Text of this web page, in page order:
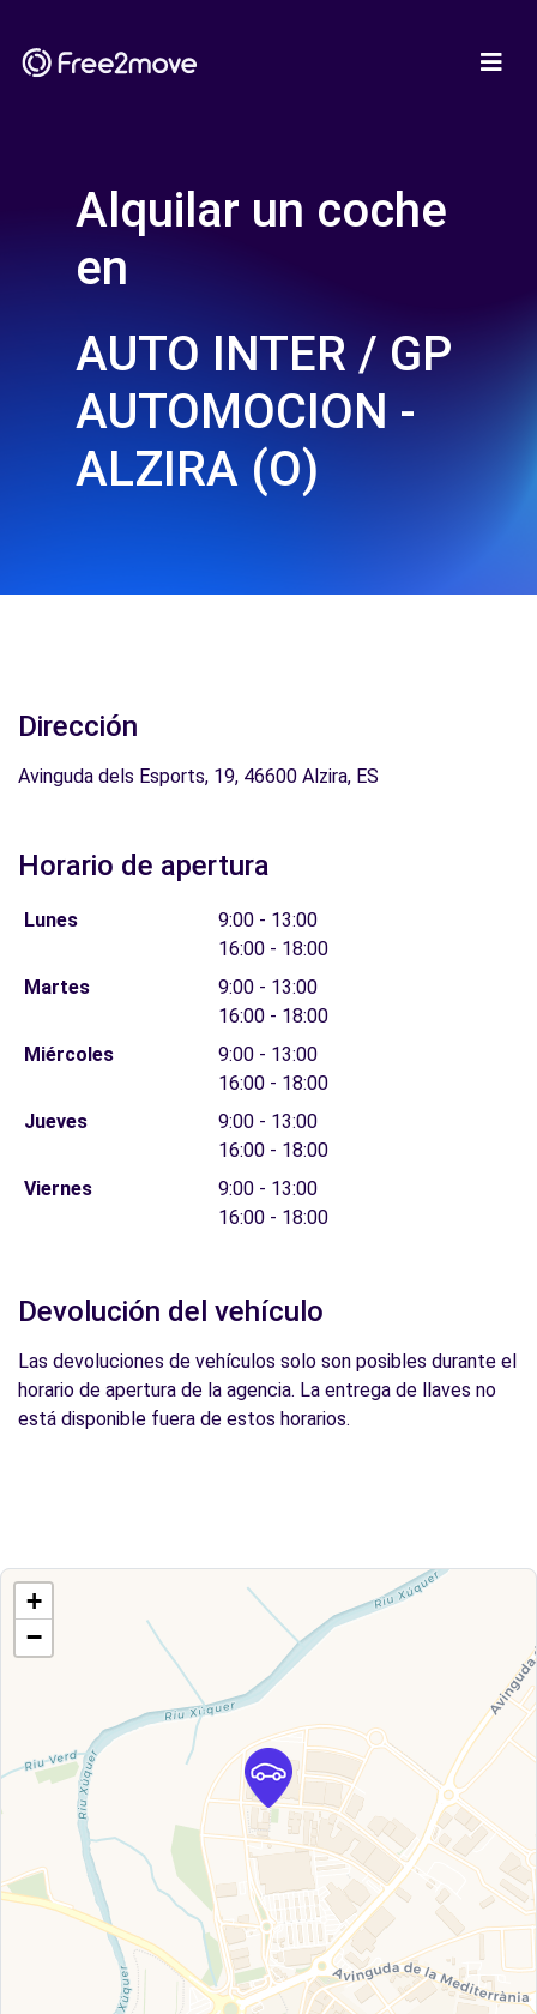
Alquilar un coche
en
AUTO INTER / GP
AUTOMOCION -
ALZIRA (O)
Dirección
Avinguda dels Esports, 19, 46600 Alzira, ES
Horario de apertura
Lunes
9:00 - 13:00
16:00 - 18:00
Martes
9:00 - 13:00
16:00 - 18:00
Miércoles
9:00 - 13:00
16:00 - 18:00
Jueves
9:00 - 13:00
16:00 - 18:00
Viernes
9:00 - 13:00
16:00 - 18:00
Devolución del vehículo
Las devoluciones de vehículos solo son posibles durante el
horario de apertura de la agencia. La entrega de llaves no
está disponible fuera de estos horarios.
+
−